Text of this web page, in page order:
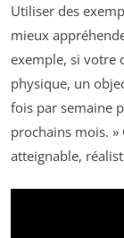
Utiliser des
mieux
exemple, si votre
physique, un
fois par semaine
prochains mois. »
atteignable,